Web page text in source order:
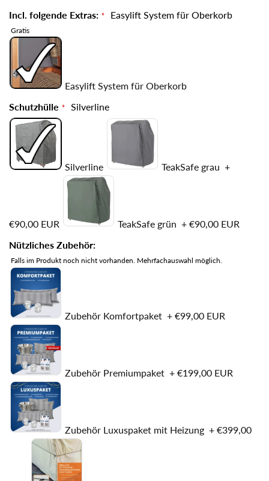
Incl. folgende Extras:
Easylift System für Oberkorb
Gratis
Easylift System für Oberkorb
Schutzhülle
Silverline
Silverline TeakSafe grau +
€90,00 EUR TeakSafe grün + €90,00 EUR
Nützliches Zubehör:
Falls im Produkt noch nicht vorhanden. Mehrfachauswahl möglich.
Zubehör Komfortpaket + €99,00 EUR
Zubehör Premiumpaket + €199,00 EUR
Zubehör Luxuspaket mit Heizung + €399,00